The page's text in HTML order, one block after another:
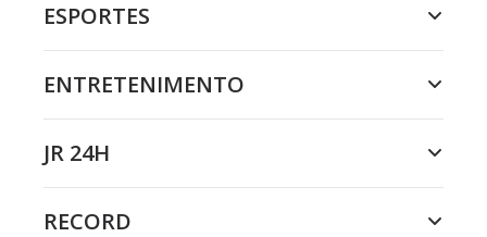
ESPORTES
ENTRETENIMENTO
JR 24H
RECORD